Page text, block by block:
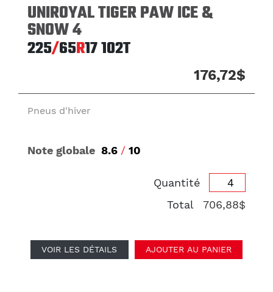
UNIROYAL TIGER PAW ICE &
SNOW 4
225/65R17102T
176,72$
Pneus d'hiver
Note globale 8.6 / 10
Quantité
Total
706,88$
VOIR LES DÉTAILS AJOUTER AU PANIER